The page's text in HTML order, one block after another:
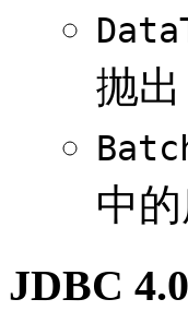
抛出
中
JDBC